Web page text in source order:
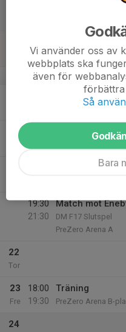
F17 div. 1 2025 -
Träning
20
Tis
Bemanning
19:30
21:30
Match mot
DM F17 Slutspel
PreZero Arena A
22
Tor
23
Fre
18:00
19:30
Träning
PreZero Arena B-
24
Vi använder oss av
webbplats ska
även för
förbättra
Så
Bara